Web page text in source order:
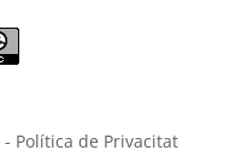
- Política de Privacitat